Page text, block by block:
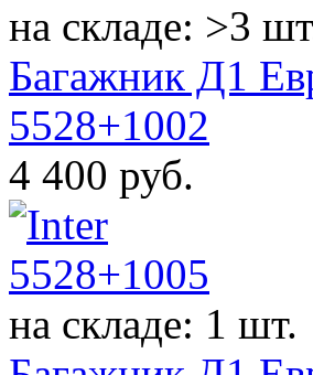
на складе: >3
Багажник Д1
5528+1002
4 400 руб.
на складе: 1 шт.